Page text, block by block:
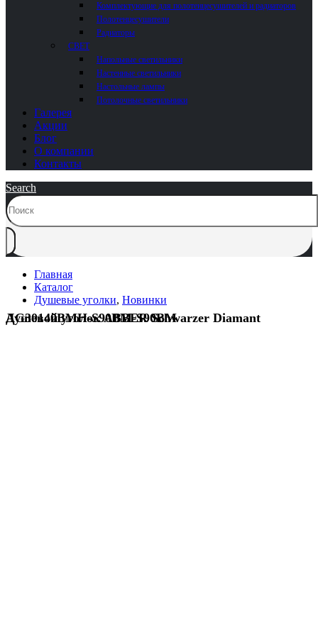
Комплектующие для полотенцесушителей и радиаторов
Полотенцесушители
Радиаторы
СВЕТ
Напольные светильники
Настенные светильники
Настольные лампы
Потолочные светильники
Галерея
Акции
Блог
О компании
Контакты
Search
Главная
Каталог
Душевые уголки, Новинки
Душевой уголок ABBER Schwarzer Diamant AG30140BMH-S90BM-S90BM